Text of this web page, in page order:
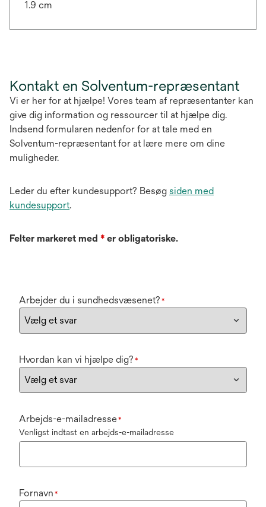
1.9 cm
Kontakt en Solventum-repræsentant
Vi er her for at hjælpe! Vores team af repræsentanter kan
give dig information og ressourcer til at hjælpe dig.
Indsend formularen nedenfor for at tale med en
Solventum-repræsentant for at lære mere om dine
muligheder.
Leder du efter kundesupport? Besøg siden med
kundesupport.
Felter markeret med * er obligatoriske.
Arbejder du i sundhedsvæsenet? *
Hvordan kan vi hjælpe dig? *
Arbejds-e-mailadresse*
Venligst indtast en arbejds-e-mailadresse
Fornavn *